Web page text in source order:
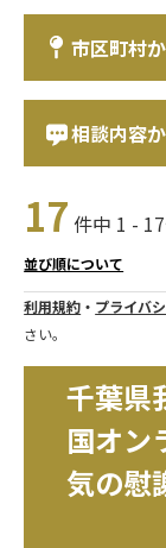
市区町村
相談内容
17 件中 1 -
並び順について
利用規約 ・ プライバ
さい。
千葉県
国オン
気の慰